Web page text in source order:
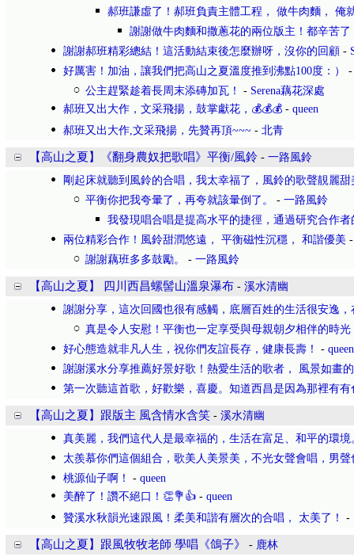
郝班謙虛了！郝班負責主體工程， 做牛肉麵， 俺
謝謝做牛肉麵和撒蔥花的兩位版主！都辛苦了
謝謝郝班精彩總結！這活動結束後怎麼辦呀，沒你的回顧 -
好厲害！加油，讓我們把高山之夏溫度推到沸點100度：）
公主趕緊趁着長周末添磚加瓦！
- Serena藕花深處
郝班又出大作，文采飛揚，鼓掌獻花，💰💰💰 - queen
郝班又出大作,文采飛揚，先贊再頂~~~ - 北青
【高山之夏】《翻身農奴把歌唱》平衡/風鈴 - 一路風鈴
剛起床就聽到風鈴的合唱，我太幸福了，風鈴的歌聲靚麗甜
平衡你把我夸暈了，再夸就該暈倒了。
- 一路風鈴
我發現唱合唱是提高水平的捷徑，通過研究合作者
兩位精彩合作！風鈴甜潤悠遠， 平衡磁性沉穩， 和諧優美
謝謝藕班多多鼓勵。
- 一路風鈴
【高山之夏】 四川西昌螺髻山溫泉瀑布 - 溪水清幽
謝謝分享，這次回國也很有感觸，底層百姓的生活很安逸，
真是令人安慰！平衡也一定享受與母親朝夕相伴的時光
好心態造就非凡人生，祝你們友誼長存，健康長壽！
- queen
謝謝溪水分享推薦好景好歌！熱愛生活的歌者， 風景如畫
第一次聽這首歌，好歡樂，喜慶。知道西昌是因為那裡有有
【高山之夏】跟版主 風含情水含笑 - 溪水清幽
真美麗，我們這代人是最幸福的，生活在富足、和平的環境
太羨慕你們這個組合，歌美人美景美，不光女聲會唱，男聲
桃源仙子啊！
- queen
美醉了！讚不絕口！👏💐👍 - queen
贊溪水秋韻光速跟風！柔美和諧有層次的合唱， 太美了！
-
【高山之夏】跟風牧牧老師 學唱《鴿子》 - 鹿林